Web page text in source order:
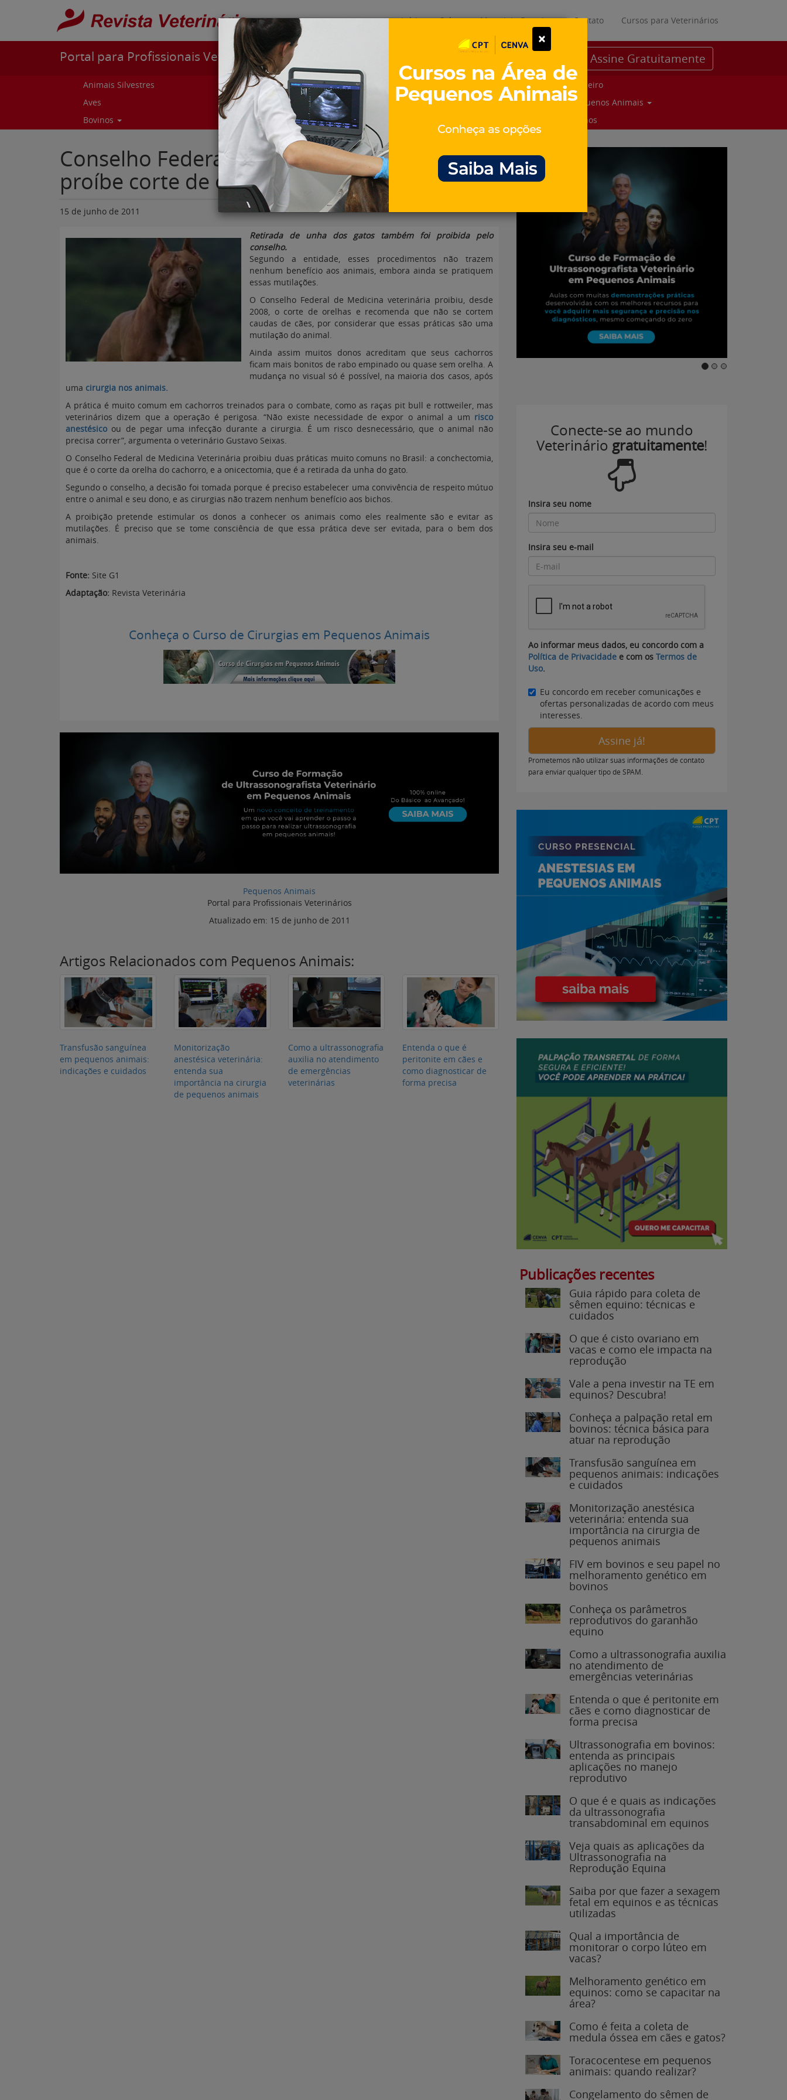
Pular para o conteúdo
Início Sobre Materiais Gratuitos Contato Cursos para Veterinários
Portal para Profissionais Veterinários Assine Gratuitamente
Animais Silvestres
Aves
Bovinos
Caprinos e ovinos
Curiosidades
Cursos e Eventos
Equinos
Parceiro
Pequenos Animais
Suinos
Conselho Federal de Medicina Veterinária
proíbe corte de orelhas de cães
15 de junho de 2011
Retirada de unha dos gatos também foi proibida pelo
conselho.
Segundo a entidade, esses procedimentos não trazem
nenhum benefício aos animais, embora ainda se pratiquem
essas mutilações.
O Conselho Federal de Medicina veterinária proibiu, desde
2008, o corte de orelhas e recomenda que não se cortem
caudas de cães, por considerar que essas práticas são uma
mutilação do animal.
Ainda assim muitos donos acreditam que seus cachorros
ficam mais bonitos de rabo empinado ou quase sem orelha. A
mudança no visual só é possível, na maioria dos casos, após
uma cirurgia nos animais.
A prática é muito comum em cachorros treinados para o combate, como as raças pit bull e rottweiler, mas
veterinários dizem que a operação é perigosa. “Não existe necessidade de expor o animal a um risco
anestésico ou de pegar uma infecção durante a cirurgia. É um risco desnecessário, que o animal não
precisa correr”, argumenta o veterinário Gustavo Seixas.
O Conselho Federal de Medicina Veterinária proibiu duas práticas muito comuns no Brasil: a conchectomia,
que é o corte da orelha do cachorro, e a onicectomia, que é a retirada da unha do gato.
Segundo o conselho, a decisão foi tomada porque é preciso estabelecer uma convivência de respeito mútuo
entre o animal e seu dono, e as cirurgias não trazem nenhum benefício aos bichos.
A proibição pretende estimular os donos a conhecer os animais como eles realmente são e evitar as
mutilações. É preciso que se tome consciência de que essa prática deve ser evitada, para o bem dos
animais.
Fonte: Site G1
Adaptação: Revista Veterinária
Conheça o Curso de Cirurgias em Pequenos Animais
Atualizado em:15 de junho de 2011
Artigos Relacionados com Pequenos Animais:
Monitorização
anestésica veterinária:
de pequenos animais
Como a ultrassonografia
auxilia no atendimento
Conecte-se ao mundo
Veterinário gratuitamente!
Insira seu nome
Insira seu e-mail
Ao informar meus dados, eu concordo com a
Política de Privacidade e com os Termos de
Uso.
Eu concordo em receber comunicações e
ofertas personalizadas de acordo com meus
interesses.
Assine já!
Prometemos não utilizar suas informações de contato
para enviar qualquer tipo de SPAM.
Publicações recentes
Guia rápido para coleta de
sêmen equino: técnicas e
cuidados
O que é cisto ovariano em
vacas e como ele impacta na
reprodução
Vale a pena investir na TE em
equinos? Descubra!
Conheça a palpação retal em
bovinos: técnica básica para
atuar na reprodução
Transfusão sanguínea em
pequenos animais: indicações
e cuidados
Monitorização anestésica
veterinária: entenda sua
importância na cirurgia de
pequenos animais
FIV em bovinos e seu papel no
melhoramento genético em
bovinos
Conheça os parâmetros
reprodutivos do garanhão
equino
Como a ultrassonografia auxilia
no atendimento de
emergências veterinárias
Entenda o que é peritonite em
cães e como diagnosticar de
forma precisa
Ultrassonografia em bovinos:
entenda as principais
aplicações no manejo
reprodutivo
O que é e quais as indicações
da ultrassonografia
transabdominal em equinos
Veja quais as aplicações da
Ultrassonografia na
Reprodução Equina
Saiba por que fazer a sexagem
fetal em equinos e as técnicas
utilizadas
Qual a importância de
monitorar o corpo lúteo em
vacas?
Melhoramento genético em
equinos: como se capacitar na
área?
Como é feita a coleta de
medula óssea em cães e gatos?
Toracocentese em pequenos
animais: quando realizar?
Congelamento do sêmen de
×